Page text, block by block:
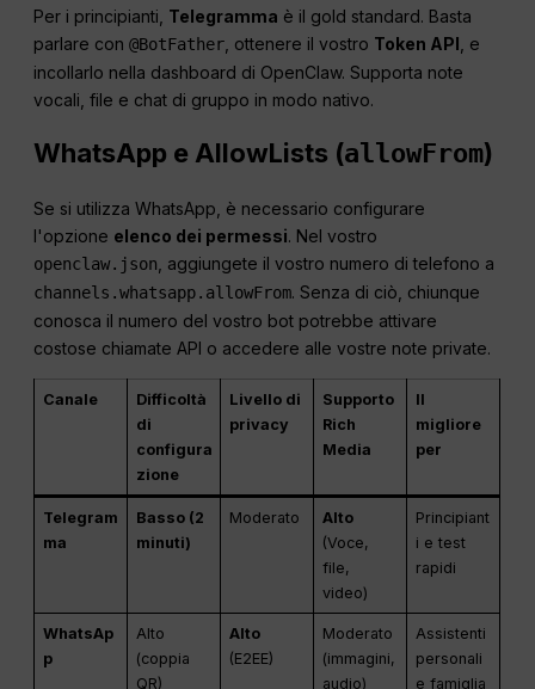
Per i principianti, Telegramma è il gold standard. Basta
parlare con@BotFather , ottenere il vostro Token API , e
incollarlo nella dashboard di OpenClaw. Supporta note
vocali, file e chat di gruppo in modo nativo.
WhatsApp e AllowLists (allowFrom)
Se si utilizza WhatsApp, è necessario configurare
l'opzione elenco dei permessi. Nel vostro
openclaw.json , aggiungete il vostro numero di telefono a
channels.whatsapp.allowFrom. Senza di ciò, chiunque
conosca il numero del vostro bot potrebbe attivare
costose chiamate API o accedere alle vostre note private.
Canale
Difficoltà
di
configura
zione
Livello di
privacy
Supporto
Rich
Media
Il
migliore
per
Telegram
ma
Basso (2
minuti)
Moderato
Alto
(Voce,
file,
video)
Principiant
i e test
rapidi
WhatsAp
p
Alto
(coppia
QR)
Alto
(E2EE)
Moderato
(immagini,
audio)
Assistenti
personali
e famiglia